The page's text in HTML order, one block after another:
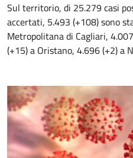
Sul territorio, di 25.279 casi
accertati, 5.493 (+108) sono
Metropolitana di Cagliari,
(+15) a Oristano, 4.696 (+2) a